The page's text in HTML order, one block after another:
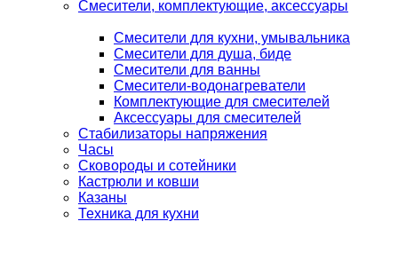
Смесители, комплектующие, аксессуары
Смесители для кухни, умывальника
Смесители для душа, биде
Смесители для ванны
Смесители-водонагреватели
Комплектующие для смесителей
Аксессуары для смесителей
Стабилизаторы напряжения
Часы
Сковороды и сотейники
Кастрюли и ковши
Казаны
Техника для кухни